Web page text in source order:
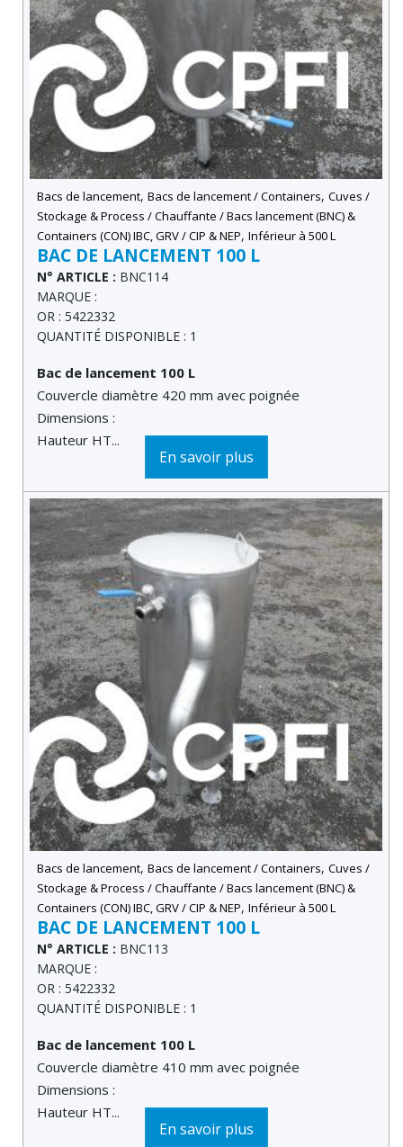
Bacs de lancement, Bacs de lancement / Containers, Cuves /
Stockage & Process / Chauffante / Bacs lancement (BNC) &
Containers (CON) IBC, GRV / CIP & NEP, Inférieur à 500 L
BAC DE LANCEMENT 100 L
N° ARTICLE : BNC114
MARQUE :
OR : 5422332
QUANTITÉ DISPONIBLE : 1
En savoir plus
Bac de lancement 100 L
Couvercle diamètre 420 mm avec poignée
Dimensions :
Hauteur HT...
Bacs de lancement, Bacs de lancement / Containers, Cuves /
Stockage & Process / Chauffante / Bacs lancement (BNC) &
Containers (CON) IBC, GRV / CIP & NEP, Inférieur à 500 L
BAC DE LANCEMENT 100 L
N° ARTICLE : BNC113
MARQUE :
OR : 5422332
QUANTITÉ DISPONIBLE : 1
En savoir plus
Bac de lancement 100 L
Couvercle diamètre 410 mm avec poignée
Dimensions :
Hauteur HT...